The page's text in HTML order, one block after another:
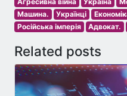
Машина.
Українці
Російська імперія
Адвокат.
Related posts